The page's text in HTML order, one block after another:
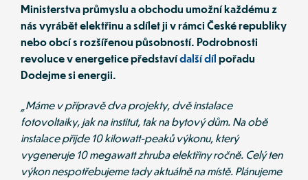
Ministerstva průmyslu a obchodu umožní každému z
nás vyrábět elektřinu a sdílet ji v rámci České republiky
nebo obcí s rozšířenou působností. Podrobnosti
revoluce v energetice představí další díl pořadu
Dodejme si energii.
„Máme v přípravě dva projekty, dvě instalace
fotovoltaiky, jak na institut, tak na bytový dům. Na obě
instalace přijde 10 kilowatt-peaků výkonu, který
vygeneruje 10 megawatt zhruba elektřiny ročně. Celý ten
výkon nespotřebujeme tady aktuálně na místě. Plánujeme